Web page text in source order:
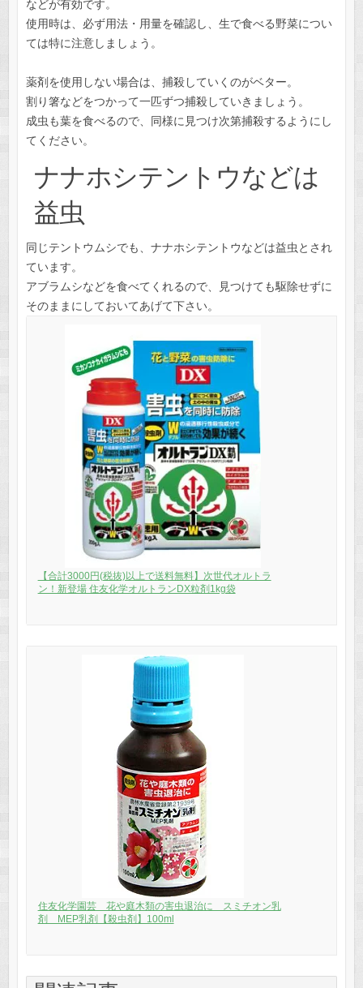
などが有効です。
使用時は、必ず用法・用量を確認し、生で食べる野菜につい
ては特に注意しましょう。
薬剤を使用しない場合は、捕殺していくのがベター。
割り箸などをつかって一匹ずつ捕殺していきましょう。
成虫も葉を食べるので、同様に見つけ次第捕殺するようにし
てください。
ナナホシテントウなどは
益虫
同じテントウムシでも、ナナホシテントウなどは益虫とされ
ています。
アブラムシなどを食べてくれるので、見つけても駆除せずに
そのままにしておいてあげて下さい。
【合計3000円(税抜)以上で送料無料】次世代オルトラ
ン！新登場 住友化学オルトランDX粒剤1kg袋
住友化学園芸 花や庭木類の害虫退治に スミチオン乳
剤 MEP乳剤【殺虫剤】100ml